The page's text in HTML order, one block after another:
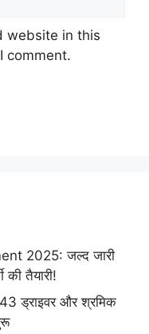
website in this
comment.
2025: जल्द जारी
की तैयारी!
ड्राइवर और श्रमिक